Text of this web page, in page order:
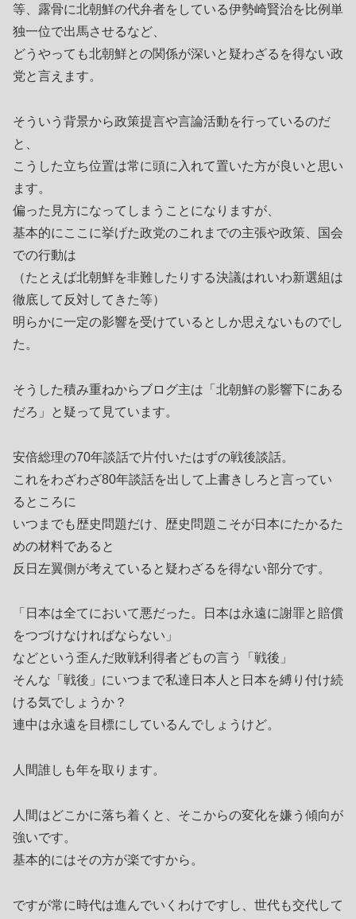
等、露骨に北朝鮮の代弁者をしている伊勢崎賢治を比例単
独一位で出馬させるなど、
どうやっても北朝鮮との関係が深いと疑わざるを得ない政
党と言えます。
そういう背景から政策提言や言論活動を行っているのだ
と、
こうした立ち位置は常に頭に入れて置いた方が良いと思い
ます。
偏った見方になってしまうことになりますが、
基本的にここに挙げた政党のこれまでの主張や政策、国会
での行動は
（たとえば北朝鮮を非難したりする決議はれいわ新選組は
徹底して反対してきた等）
明らかに一定の影響を受けているとしか思えないものでし
た。
そうした積み重ねからブログ主は「北朝鮮の影響下にある
だろ」と疑って見ています。
安倍総理の70年談話で片付いたはずの戦後談話。
これをわざわざ80年談話を出して上書きしろと言ってい
るところに
いつまでも歴史問題だけ、歴史問題こそが日本にたかるた
めの材料であると
反日左翼側が考えていると疑わざるを得ない部分です。
「日本は全てにおいて悪だった。日本は永遠に謝罪と賠償
をつづけなければならない」
などという歪んだ敗戦利得者どもの言う「戦後」
そんな「戦後」にいつまで私達日本人と日本を縛り付け続
ける気でしょうか？
連中は永遠を目標にしているんでしょうけど。
人間誰しも年を取ります。
人間はどこかに落ち着くと、そこからの変化を嫌う傾向が
強いです。
基本的にはその方が楽ですから。
ですが常に時代は進んでいくわけですし、世代も交代して